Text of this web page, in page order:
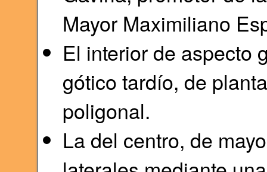
Mayor Maximiliano
El interior de aspecto
gótico tardío, de
poligonal.
La del centro, de